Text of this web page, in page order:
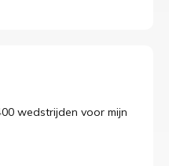
wedstrijden voor mijn